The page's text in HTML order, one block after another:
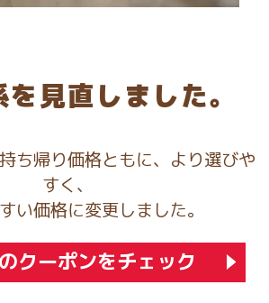
見直しました。
ち帰り価格ともに、より選びや
すく、
い価格に変更しました。
クーポンをチェック